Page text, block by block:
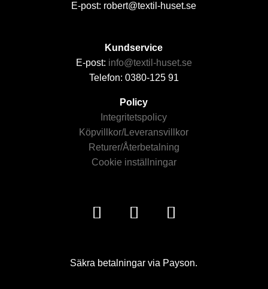
E-post: robert@textil-huset.se
Kundservice
E-post: info@textil-huset.se
Telefon: 0380-125 91
Policy
Integritetspolicy
Köpvillkor/Leveransvillkor
Returer/Återbetalning
Cookie inställningar
Säkra betalningar via Payson.